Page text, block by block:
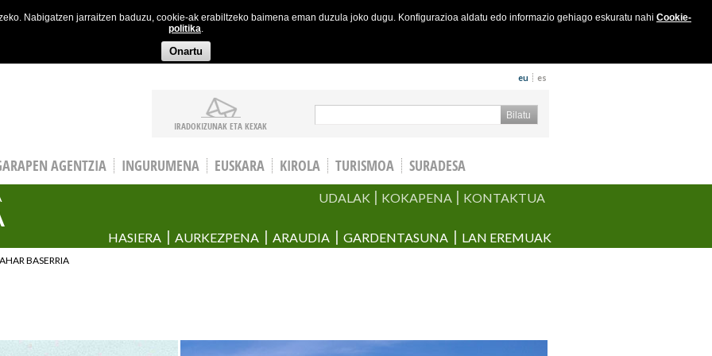
Nabigatzen jarraitzen baduzu, cookie-ak erabiltzeko baimena eman duzula joko dugu. Konfigurazioa aldatu edo informazio gehiago eskuratu nahi Cookie-
politika.
Onartu
eu es
IRADOKIZUNAK ETA KEXAK
Bilaketa formularioa
AGENTZIA INGURUMENA EUSKARA KIROLA TURISMOA SURADESA
UDALAK KOKAPENA KONTAKTUA
HASIERA AURKEZPENA ARAUDIA GARDENTASUNA LAN EREMUAK
BASERRIA